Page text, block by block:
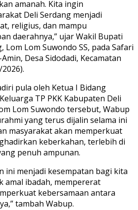
amanah. Kita ingin
Deli Serdang menjadi
religius, dan mampu
daerahnya,” ujar Wakil Bupati
Lom Lom Suwondo SS, pada Safari
Desa Sidodadi, Kecamatan
pula oleh Ketua I Bidang
TP PKK Kabupaten Deli
Lom Suwondo tersebut, Wabup
yang terus dijalin selama ini
masyarakat akan memperkuat
keberkahan, terlebih di
penuh ampunan.
ini menjadi kesempatan bagi kita
amal ibadah, mempererat
kebersamaan antara
tambah Wabup.